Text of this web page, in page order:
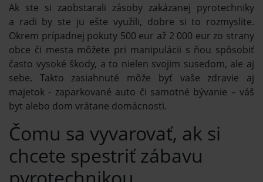
Ak ste si zaobstarali zásoby zakázanej pyrotechniky
a radi by ste ju ešte využili, dobre si to rozmyslite.
Okrem prípadnej pokuty 500 eur až 2 000 eur zo strany
obce či mesta môžete pri manipulácii s ňou spôsobiť
často vysoké škody, a to nielen svojim susedom, ale aj
sebe. Takto zasiahnuté môže byť vaše zdravie aj
majetok - zaparkované auto či samotné bývanie – váš
byt alebo dom vrátane domácnosti.
Čomu sa vyvarovať, ak si
chcete spestriť zábavu